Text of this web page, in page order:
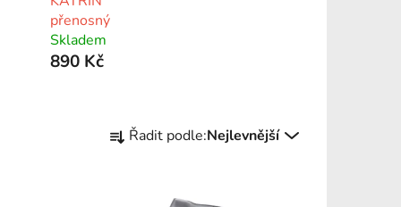
přenosný
Skladem
890 Kč
a Řadit podle:Nejlevnější